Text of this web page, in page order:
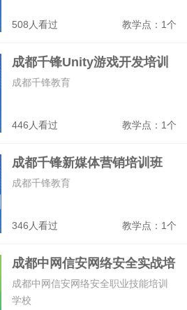
508人看过 教学点：1个
成都千锋Unity游戏开发培训
班
446人看过 教学点：1个
成都千锋教育
成都千锋新媒体营销培训班
346人看过 教学点：1个
成都千锋教育
成都中网信安网络安全实战培
训招生简章
成都中网信安网络安全职业技能培训
学校